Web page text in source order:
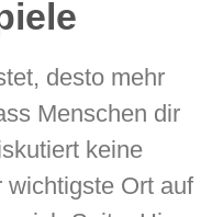
desto mehr
Menschen dir
keine
wichtigste Ort auf